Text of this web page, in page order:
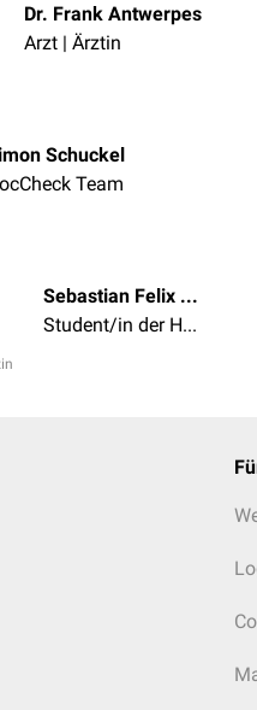
Dr. Frank Antwerpes
Arzt | Ärztin
Schuckel
Team
Sebastian Felix Hild
Student/in der Humanmedizin